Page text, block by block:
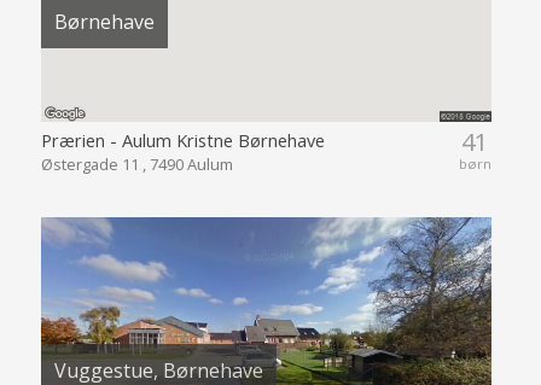
Børnehave
41
børn
Prærien - Aulum Kristne Børnehave
Østergade 11 , 7490 Aulum
Vuggestue, Børnehave